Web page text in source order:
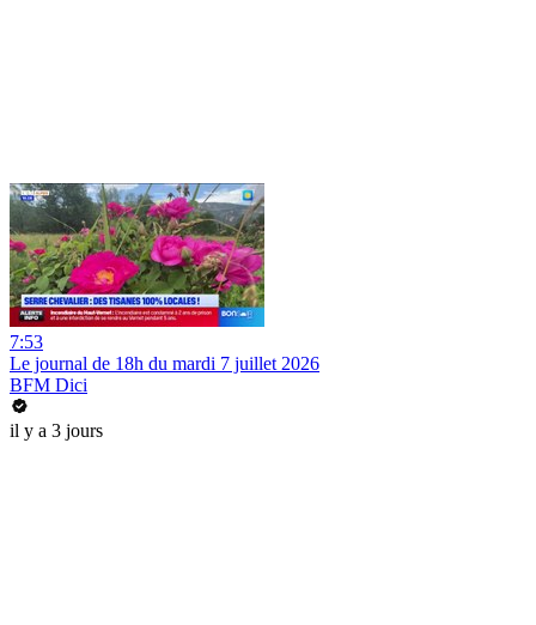
7:53
Le journal de 18h du mardi 7 juillet 2026
BFM Dici
il y a 3 jours